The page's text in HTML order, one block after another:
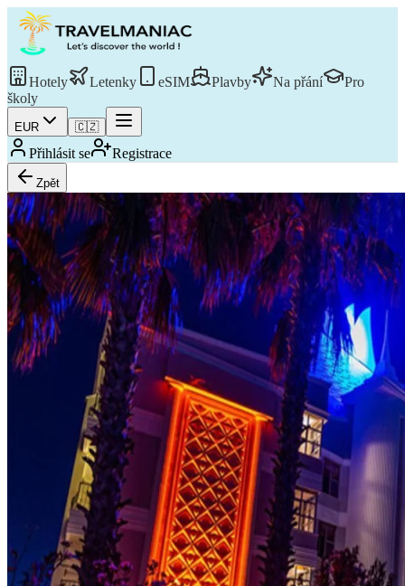
Hotely Letenky eSIM Plavby Na přání
Pro
školy
EUR 🇨🇿
Přihlásit se Registrace
Zpět